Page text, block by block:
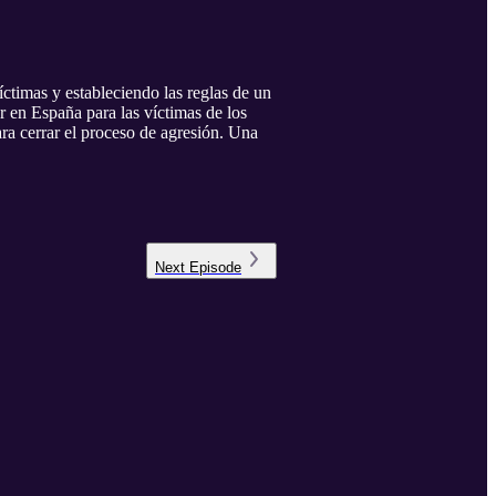
y estableciendo las reglas de un
España para las víctimas de los
cerrar el proceso de agresión. Una
Next Episode